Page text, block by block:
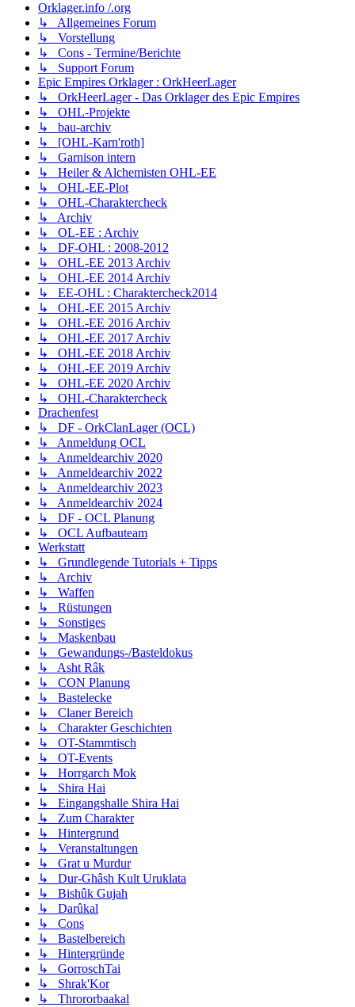
Orklager.info /.org
↳ Allgemeines Forum
↳ Vorstellung
↳ Cons - Termine/Berichte
↳ Support Forum
Epic Empires Orklager : OrkHeerLager
↳ OrkHeerLager - Das Orklager des Epic Empires
↳ OHL-Projekte
↳ bau-archiv
↳ [OHL-Karn'roth]
↳ Garnison intern
↳ Heiler & Alchemisten OHL-EE
↳ OHL-EE-Plot
↳ OHL-Charaktercheck
↳ Archiv
↳ OL-EE : Archiv
↳ DF-OHL : 2008-2012
↳ OHL-EE 2013 Archiv
↳ OHL-EE 2014 Archiv
↳ EE-OHL : Charaktercheck2014
↳ OHL-EE 2015 Archiv
↳ OHL-EE 2016 Archiv
↳ OHL-EE 2017 Archiv
↳ OHL-EE 2018 Archiv
↳ OHL-EE 2019 Archiv
↳ OHL-EE 2020 Archiv
↳ OHL-Charaktercheck
Drachenfest
↳ DF - OrkClanLager (OCL)
↳ Anmeldung OCL
↳ Anmeldearchiv 2020
↳ Anmeldearchiv 2022
↳ Anmeldearchiv 2023
↳ Anmeldearchiv 2024
↳ DF - OCL Planung
↳ OCL Aufbauteam
Werkstatt
↳ Grundlegende Tutorials + Tipps
↳ Archiv
↳ Waffen
↳ Rüstungen
↳ Sonstiges
↳ Maskenbau
↳ Gewandungs-/Basteldokus
↳ Asht Râk
↳ CON Planung
↳ Bastelecke
↳ Claner Bereich
↳ Charakter Geschichten
↳ OT-Stammtisch
↳ OT-Events
↳ Horrgarch Mok
↳ Shira Hai
↳ Eingangshalle Shira Hai
↳ Zum Charakter
↳ Hintergrund
↳ Veranstaltungen
↳ Grat u Murdur
↳ Dur-Ghâsh Kult Uruklata
↳ Bishûk Gujah
↳ Darûkal
↳ Cons
↳ Bastelbereich
↳ Hintergründe
↳ GorroschTai
↳ Shrak'Kor
↳ Thrororbaakal